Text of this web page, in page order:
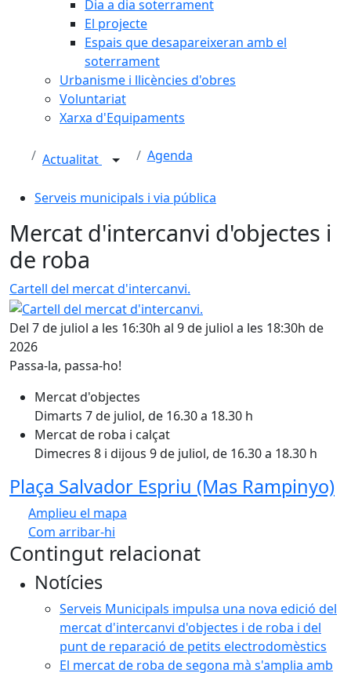
Dia a dia soterrament
El projecte
Espais que desapareixeran amb el
soterrament
Urbanisme i llicències d'obres
Voluntariat
Xarxa d'Equipaments
Actualitat Agenda
Serveis municipals i via pública
Mercat d'intercanvi d'objectes i
de roba
Cartell del mercat d'intercanvi.
Del 7 de juliol a les 16:30h al 9 de juliol a les 18:30h de
2026
Passa-la, passa-ho!
Mercat d'objectes
Dimarts 7 de juliol, de 16.30 a 18.30 h
Mercat de roba i calçat
Dimecres 8 i dijous 9 de juliol, de 16.30 a 18.30 h
Plaça Salvador Espriu (Mas Rampinyo)
Amplieu el mapa
Com arribar-hi
+
Contingut relacionat
Notícies
Serveis Municipals impulsa una nova edició del
mercat d'intercanvi d'objectes i de roba i del
punt de reparació de petits electrodomèstics
El mercat de roba de segona mà s'amplia amb